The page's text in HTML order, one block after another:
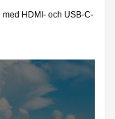
HDMI- och USB-C-